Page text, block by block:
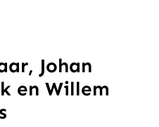
Johan
en Willem